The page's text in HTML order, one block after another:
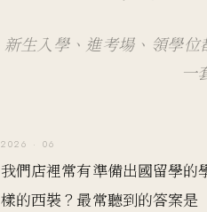
新生入學、進考場、領學
一
2026 · 06
我們店裡常有準備出國留學的
樣的西裝？最常聽到的答案